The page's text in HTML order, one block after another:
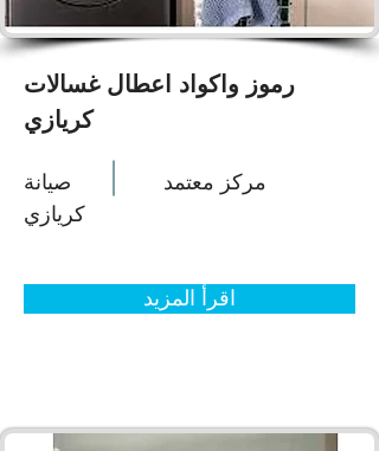
رموز واكواد اعطال غسالات
كريازي
صيانة
كريازي
مركز معتمد
اقرأ المزيد